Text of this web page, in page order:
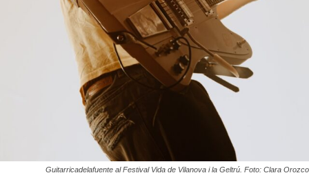
Guitarricadelafuente al Festival Vida de Vilanova i la Geltrú. Foto: Clara Orozco